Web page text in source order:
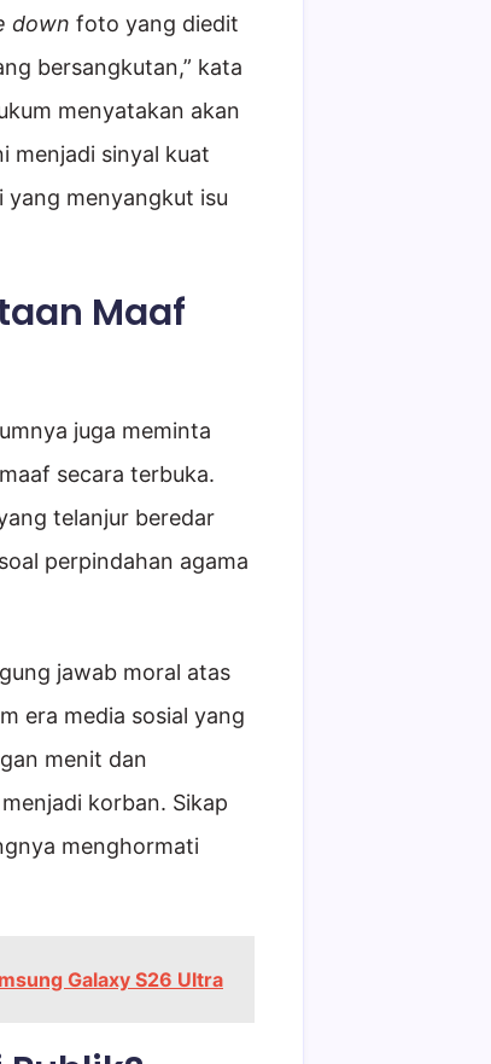
down foto yang diedit
bersangkutan,” kata
menyatakan akan
menjadi sinyal kuat
yang menyangkut isu
Maaf
juga meminta
secara terbuka.
telanjur beredar
perpindahan agama
jawab moral atas
era media sosial yang
menit dan
korban. Sikap
menghormati
Galaxy S26 Ultra